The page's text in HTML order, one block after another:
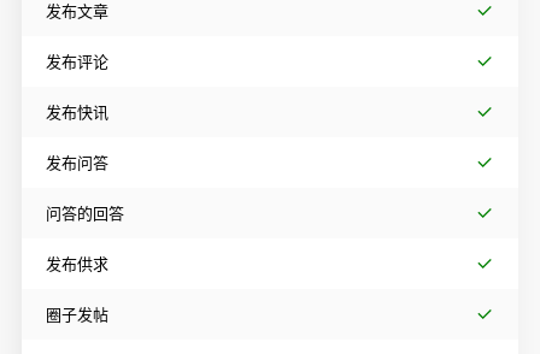
发布文章
发布评论
发布快讯
发布问答
问答的回答
发布供求
圈子发帖